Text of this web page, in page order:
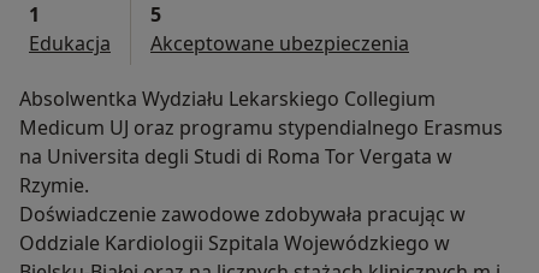
1
Edukacja
5
Akceptowane ubezpieczenia
Absolwentka Wydziału Lekarskiego Collegium
Medicum UJ oraz programu stypendialnego Erasmus
na Universita degli Studi di Roma Tor Vergata w
Rzymie.
Doświadczenie zawodowe zdobywała pracując w
Oddziale Kardiologii Szpitala Wojewódzkiego w